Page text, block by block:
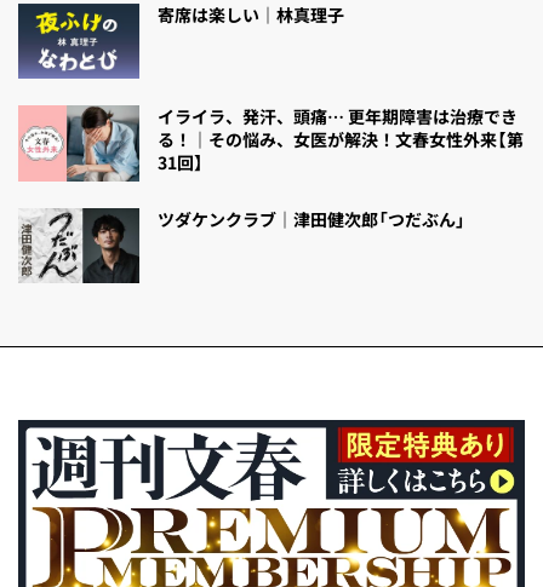
寄席は楽しい｜林真理子
イライラ、発汗、頭痛… 更年期障害は治療でき
る！｜その悩み、女医が解決！文春女性外来【第
31回】
ツダケンクラブ｜津田健次郎「つだぶん」